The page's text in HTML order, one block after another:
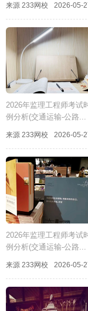
来源 233网校 2026-05-
2026年监理工程师考试
例分析(交通运输-公路...
来源 233网校 2026-05-
2026年监理工程师考试
例分析(交通运输-公路...
来源 233网校 2026-05-